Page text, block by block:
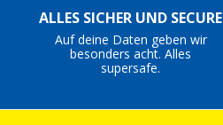
ALLES SICHER UND SECURE
Auf deine Daten geben wir
besonders acht. Alles
supersafe.